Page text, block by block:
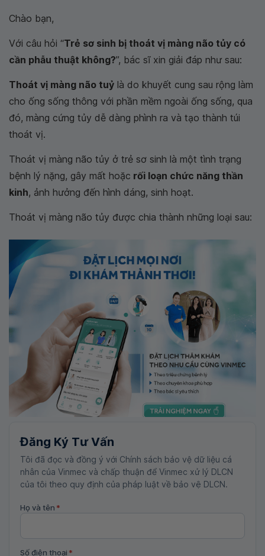
Chào bạn,
Với câu hỏi “Trẻ sơ sinh bị thoát vị màng não tủy có
cần phẫu thuật không?”, bác sĩ xin giải đáp như sau:
Thoát vị màng não tuỷ là do khuyết cung sau rộng làm
cho ống sống thông với phần mềm ngoài ống sống, qua
đó, màng cứng tủy dễ dàng phình ra và tạo thành túi
thoát vị.
Thoát vị màng não tủy ở trẻ sơ sinh là một tình trạng
bệnh lý nặng, gây mất hoặc rối loạn chức năng thần
kinh, ảnh hưởng đến hình dáng, sinh hoạt.
Thoát vị màng não tủy được chia thành những loại sau:
Đăng Ký Tư Vấn
Tôi đã đọc và đồng ý với Chính sách bảo vệ dữ liệu cá
nhân của Vinmec và chấp thuận để Vinmec xử lý DLCN
của tôi theo quy định của pháp luật về bảo vệ DLCN.
Họ và tên *
Số điện thoại *